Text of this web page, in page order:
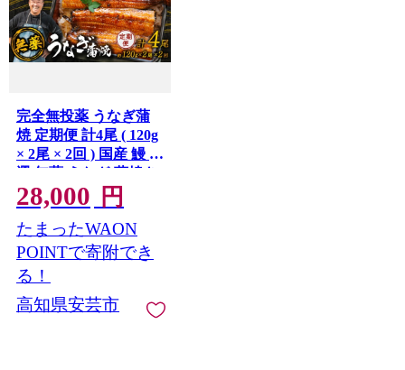
完全無投薬 うなぎ蒲
焼 定期便 計4尾 ( 120g
× 2尾 × 2回 ) 国産 鰻 厳
選 無薬 うなぎ 蒲焼き
かば焼き 人気 特製タ
レ 鰻蒲焼き 湯煎 簡単
調理 タレ 山椒 セット
旨味 風味 うな重 土用
の丑の日 夏バテ対策
ギフト 贈り物 贈答 お
取り寄せ グルメ 高級
28,000 円
たまったWAON
POINTで寄附でき
る！
高知県安芸市